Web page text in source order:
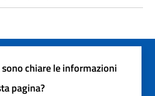
chiare le informazioni
pagina?